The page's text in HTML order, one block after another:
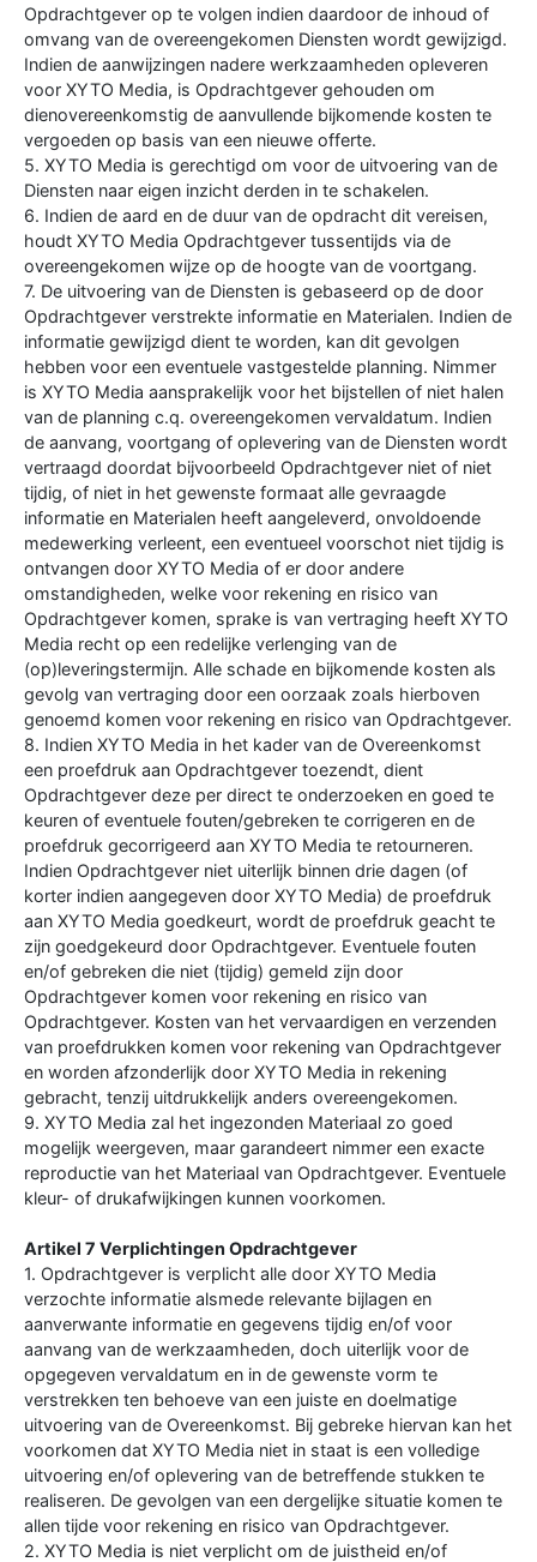
Opdrachtgever op te volgen indien daardoor de inhoud of
omvang van de overeengekomen Diensten wordt gewijzigd.
Indien de aanwijzingen nadere werkzaamheden opleveren
voor XYTO Media, is Opdrachtgever gehouden om
dienovereenkomstig de aanvullende bijkomende kosten te
vergoeden op basis van een nieuwe offerte.
5. XYTO Media is gerechtigd om voor de uitvoering van de
Diensten naar eigen inzicht derden in te schakelen.
6. Indien de aard en de duur van de opdracht dit vereisen,
houdt XYTO Media Opdrachtgever tussentijds via de
overeengekomen wijze op de hoogte van de voortgang.
7. De uitvoering van de Diensten is gebaseerd op de door
Opdrachtgever verstrekte informatie en Materialen. Indien de
informatie gewijzigd dient te worden, kan dit gevolgen
hebben voor een eventuele vastgestelde planning. Nimmer
is XYTO Media aansprakelijk voor het bijstellen of niet halen
van de planning c.q. overeengekomen vervaldatum. Indien
de aanvang, voortgang of oplevering van de Diensten wordt
vertraagd doordat bijvoorbeeld Opdrachtgever niet of niet
tijdig, of niet in het gewenste formaat alle gevraagde
informatie en Materialen heeft aangeleverd, onvoldoende
medewerking verleent, een eventueel voorschot niet tijdig is
ontvangen door XYTO Media of er door andere
omstandigheden, welke voor rekening en risico van
Opdrachtgever komen, sprake is van vertraging heeft XYTO
Media recht op een redelijke verlenging van de
(op)leveringstermijn. Alle schade en bijkomende kosten als
gevolg van vertraging door een oorzaak zoals hierboven
genoemd komen voor rekening en risico van Opdrachtgever.
8. Indien XYTO Media in het kader van de Overeenkomst
een proefdruk aan Opdrachtgever toezendt, dient
Opdrachtgever deze per direct te onderzoeken en goed te
keuren of eventuele fouten/gebreken te corrigeren en de
proefdruk gecorrigeerd aan XYTO Media te retourneren.
Indien Opdrachtgever niet uiterlijk binnen drie dagen (of
korter indien aangegeven door XYTO Media) de proefdruk
aan XYTO Media goedkeurt, wordt de proefdruk geacht te
zijn goedgekeurd door Opdrachtgever. Eventuele fouten
en/of gebreken die niet (tijdig) gemeld zijn door
Opdrachtgever komen voor rekening en risico van
Opdrachtgever. Kosten van het vervaardigen en verzenden
van proefdrukken komen voor rekening van Opdrachtgever
en worden afzonderlijk door XYTO Media in rekening
gebracht, tenzij uitdrukkelijk anders overeengekomen.
9. XYTO Media zal het ingezonden Materiaal zo goed
mogelijk weergeven, maar garandeert nimmer een exacte
reproductie van het Materiaal van Opdrachtgever. Eventuele
kleur- of drukafwijkingen kunnen voorkomen.
Artikel 7 Verplichtingen Opdrachtgever
1. Opdrachtgever is verplicht alle door XYTO Media
verzochte informatie alsmede relevante bijlagen en
aanverwante informatie en gegevens tijdig en/of voor
aanvang van de werkzaamheden, doch uiterlijk voor de
opgegeven vervaldatum en in de gewenste vorm te
verstrekken ten behoeve van een juiste en doelmatige
uitvoering van de Overeenkomst. Bij gebreke hiervan kan het
voorkomen dat XYTO Media niet in staat is een volledige
uitvoering en/of oplevering van de betreffende stukken te
realiseren. De gevolgen van een dergelijke situatie komen te
allen tijde voor rekening en risico van Opdrachtgever.
2. XYTO Media is niet verplicht om de juistheid en/of